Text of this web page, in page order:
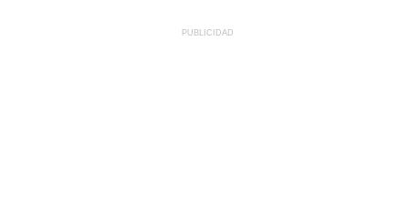
PUBLICIDAD